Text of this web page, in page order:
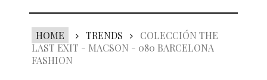
HOME TRENDS
COLECCIÓN THE
LAST EXIT - MACSON - 080 BARCELONA
FASHION